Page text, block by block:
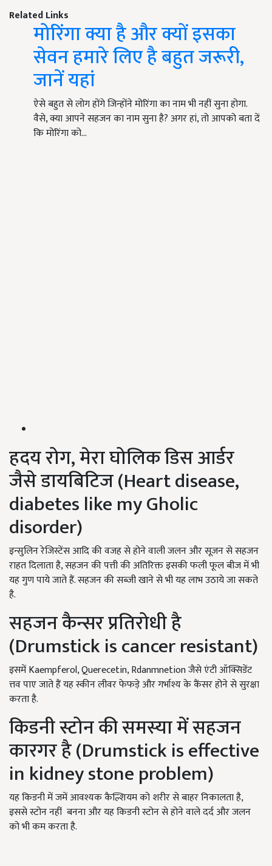
Related Links
मोरिंगा क्या है और क्यों इसका
सेवन हमारे लिए है बहुत जरूरी,
जानें यहां
ऐसे बहुत से लोग होंगे जिन्होंने मोरिंगा का नाम भी नहीं सुना होगा.
वैसे, क्या आपने सहजन का नाम सुना है? अगर हां, तो आपको बता दें
कि मोरिंगा को…
हदय रोग, मेरा घोलिक डिस आर्डर
जैसे डायबिटिज (Heart disease,
diabetes like my Gholic
disorder)
इन्सुलिन रेजिस्टेंस आदि की वजह से होने वाली जलन और सूजन से सहजन
राहत दिलाता है, सहजन की पत्ती की अतिरिक्त इसकी फली फूल बीज में भी
यह गुण पाये जाते हैं. सहजन की सब्जी खाने से भी यह लाभ उठाये जा सकते
है.
सहजन कैन्सर प्रतिरोधी है
(Drumstick is cancer resistant)
इसमें Kaempferol, Querecetin, Rdanmnetion जैसे एंटी ऑक्सिडेंट
त्तव पाए जाते हैं यह स्कीन लीवर फेफड़े और गर्भाश्य के कैंसर होने से सुरक्षा
करता है.
किडनी स्टोन की समस्या में सहजन
कारगर है (Drumstick is effective
in kidney stone problem)
यह किडनी में जमें आवश्यक कैल्शियम को शरीर से बाहर निकालता है,
इससे स्टोन नहीं बनना और यह किडनी स्टोन से होने वाले दर्द और जलन
को भी कम करता है.